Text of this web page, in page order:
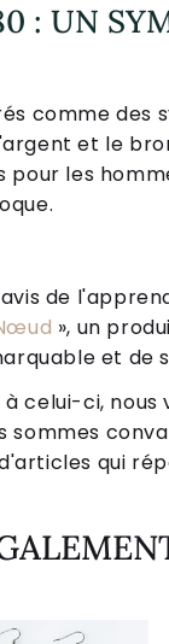
: UN
comme des
et le
les
de
», un
et de
celui-ci,
sommes
qui